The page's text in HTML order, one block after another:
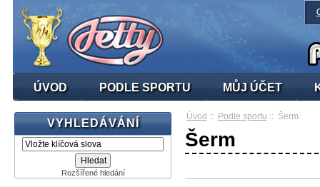
ÚVOD PODLE SPORTU MŮJ ÚČET
VYHLEDÁVÁNÍ
Rozšířené hledání
Úvod :: Podle sportu :: Šerm
Šerm